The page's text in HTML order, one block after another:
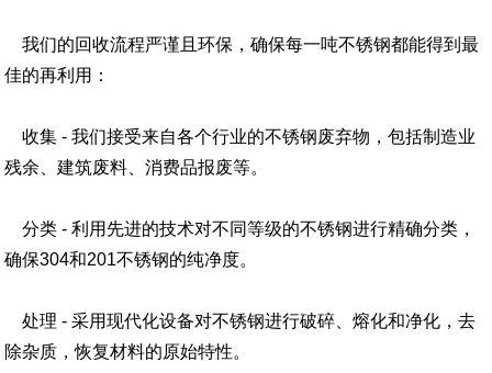
我们的回收流程严谨且环保，确保每一吨不锈钢都能得到最
佳的再利用：
收集 - 我们接受来自各个行业的不锈钢废弃物，包括制造业
残余、建筑废料、消费品报废等。
分类 - 利用先进的技术对不同等级的不锈钢进行精确分类，
确保304和201不锈钢的纯净度。
处理 - 采用现代化设备对不锈钢进行破碎、熔化和净化，去
除杂质，恢复材料的原始特性。